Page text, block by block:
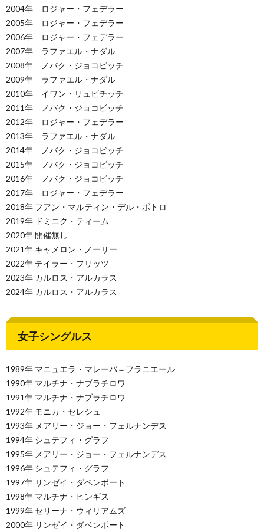
2004年 ロジャー・フェデラー
2005年 ロジャー・フェデラー
2006年 ロジャー・フェデラー
2007年 ラファエル・ナダル
2008年 ノバク・ジョコビッチ
2009年 ラファエル・ナダル
2010年 イワン・リュビチッチ
2011年 ノバク・ジョコビッチ
2012年 ロジャー・フェデラー
2013年 ラファエル・ナダル
2014年 ノバク・ジョコビッチ
2015年 ノバク・ジョコビッチ
2016年 ノバク・ジョコビッチ
2017年 ロジャー・フェデラー
2018年 フアン・マルティン・デル・ポトロ
2019年 ドミニク・ティーム
2020年 開催無し
2021年 キャメロン・ノーリー
2022年 テイラー・フリッツ
2023年 カルロス・アルカラス
2024年 カルロス・アルカラス
女子シングルス
1989年 マニュエラ・マレーバ＝フラニエール
1990年 マルチナ・ナブラチロワ
1991年 マルチナ・ナブラチロワ
1992年 モニカ・セレシュ
1993年 メアリー・ジョー・フェルナンデス
1994年 シュテフィ・グラフ
1995年 メアリー・ジョー・フェルナンデス
1996年 シュテフィ・グラフ
1997年 リンゼイ・ダベンポート
1998年 マルチナ・ヒンギス
1999年 セリーナ・ウィリアムズ
2000年 リンゼイ・ダベンポート